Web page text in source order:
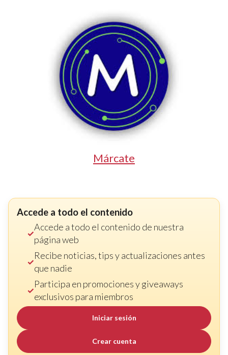
Márcate
Accede a todo el contenido
Accede a todo el contenido de nuestra
página web
Recibe noticias, tips y actualizaciones antes
que nadie
Participa en promociones y giveaways
exclusivos para miembros
Iniciar sesión
Crear cuenta